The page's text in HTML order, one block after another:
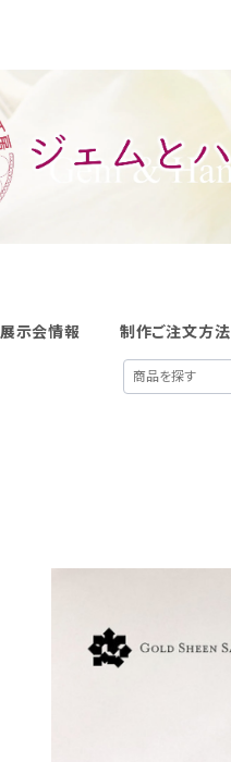
展示会情報 制作ご注文方法